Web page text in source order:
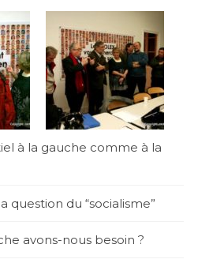
à la gauche comme à la
question du “socialisme”
avons-nous besoin ?